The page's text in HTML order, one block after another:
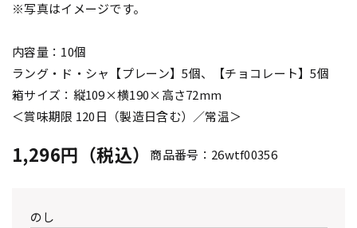
※写真はイメージです。
内容量：10個
ラング・ド・シャ【プレーン】5個、【チョコレート】5個
箱サイズ：縦109×横190×高さ72mm
＜賞味期限 120日（製造日含む）／常温＞
1,296円（税込） 商品番号：26wtf00356
のし